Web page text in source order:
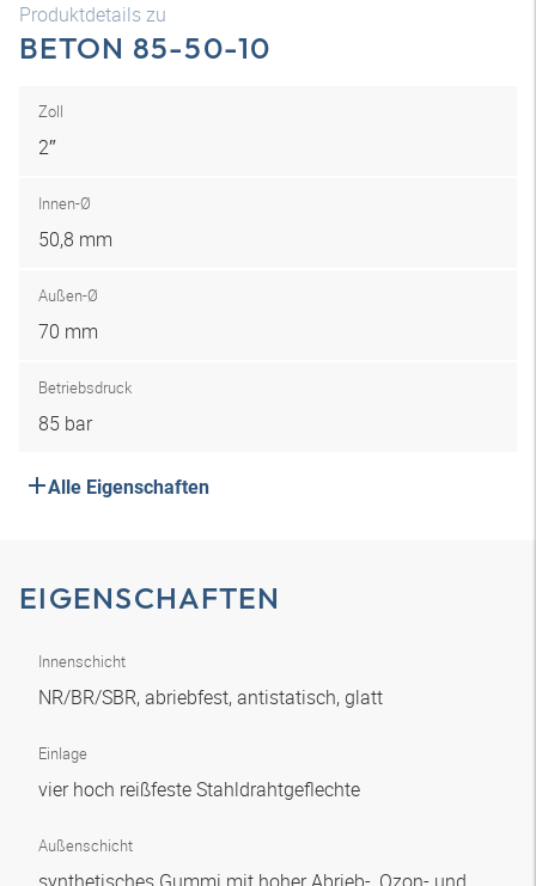
Produktdetails zu
BETON 85-50-10
Zoll
2″
Innen-Ø
50,8 mm
Außen-Ø
70 mm
Betriebsdruck
85 bar
Alle Eigenschaften
EIGENSCHAFTEN
Innenschicht
NR/BR/SBR, abriebfest, antistatisch, glatt
Einlage
vier hoch reißfeste Stahldrahtgeflechte
Außenschicht